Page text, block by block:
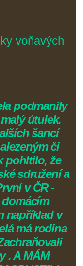
voňavých
podmanily
útulek.
šancí
či
pohltilo, že
sdružení a
v ČR -
domácím
například v
má rodina
. A MÁM